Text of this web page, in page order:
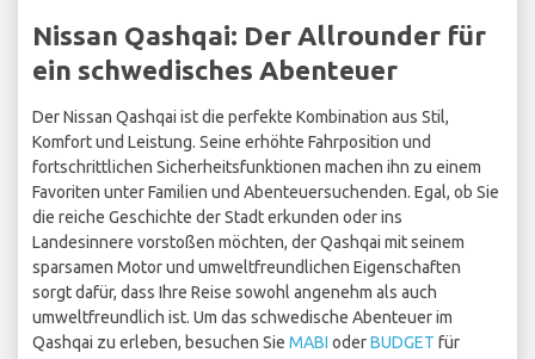
Nissan Qashqai: Der Allrounder für
ein schwedisches Abenteuer
Der Nissan Qashqai ist die perfekte Kombination aus Stil,
Komfort und Leistung. Seine erhöhte Fahrposition und
fortschrittlichen Sicherheitsfunktionen machen ihn zu einem
Favoriten unter Familien und Abenteuersuchenden. Egal, ob Sie
die reiche Geschichte der Stadt erkunden oder ins
Landesinnere vorstoßen möchten, der Qashqai mit seinem
sparsamen Motor und umweltfreundlichen Eigenschaften
sorgt dafür, dass Ihre Reise sowohl angenehm als auch
umweltfreundlich ist. Um das schwedische Abenteuer im
Qashqai zu erleben, besuchen Sie MABI oderBUDGET für